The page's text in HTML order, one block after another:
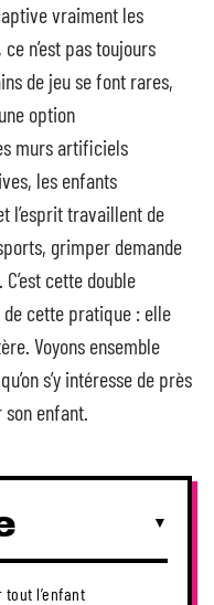
vraiment les
n’est pas toujours
de jeu se font rares,
option
murs artificiels
les enfants
l’esprit travaillent de
grimper demande
cette double
cette pratique : elle
Voyons ensemble
s’y intéresse de près
enfant.
l’enfant